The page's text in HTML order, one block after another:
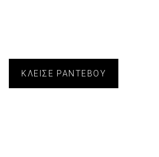
ΚΛΕΙΣΕ ΡΑΝΤΕΒΟΥ